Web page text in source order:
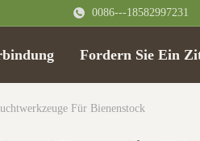
0086---18582997231
Fordern Sie Ein
Für Bienenstock